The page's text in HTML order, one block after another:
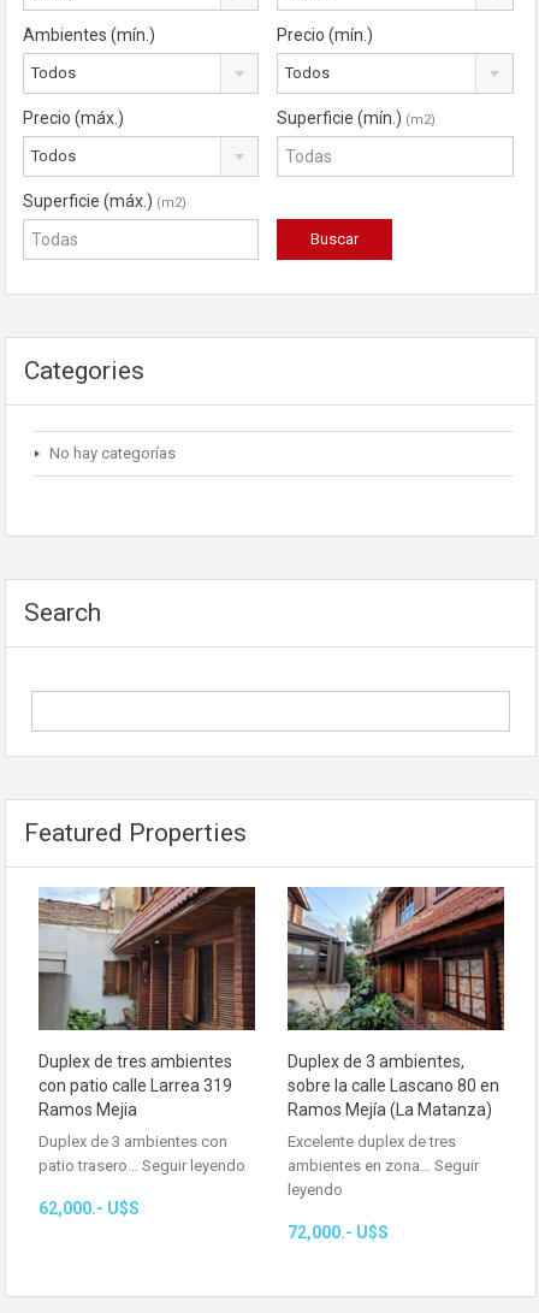
Ambientes (mín.)
Todos
Precio (mín.)
Todos
Precio (máx.)
Todos
Superficie (mín.) (m2)
Superficie (máx.) (m2)
Categories
No hay categorías
Search
Featured Properties
Duplex de tres ambientes
con patio calle Larrea 319
Ramos Mejia
Duplex de 3 ambientes con
patio trasero… Seguir leyendo
62,000.- U$S
Duplex de 3 ambientes,
sobre la calle Lascano 80 en
Ramos Mejía (La Matanza)
Excelente duplex de tres
ambientes en zona… Seguir
leyendo
72,000.- U$S